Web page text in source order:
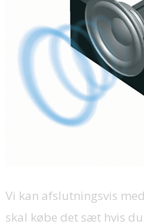
Vi kan afslutningsvis
skal købe det sæt hvis